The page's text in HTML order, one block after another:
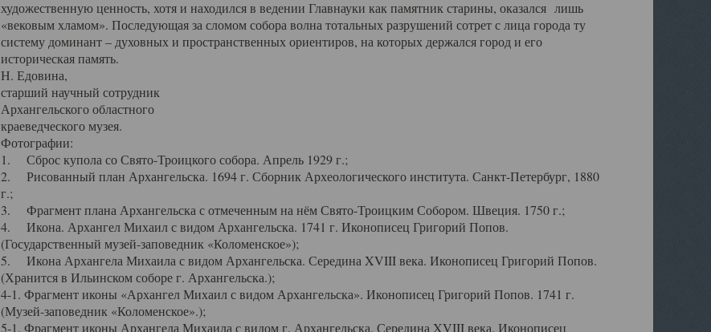
художественную ценность, хотя и находился в ведении Главнауки как памятник старины, оказался лишь
«вековым хламом». Последующая за сломом собора волна тотальных разрушений сотрет с лица города ту
систему доминант – духовных и пространственных ориентиров, на которых держался город и его
историческая память.
Н. Едовина,
старший научный сотрудник
Архангельского областного
краеведческого музея.
Фотографии:
1. Сброс купола со Свято-Троицкого собора. Апрель 1929 г.;
2. Рисованный план Архангельска. 1694 г. Сборник Археологического института. Санкт-Петербург, 1880
г.;
3. Фрагмент плана Архангельска с отмеченным на нём Свято-Троицким Собором. Швеция. 1750 г.;
4. Икона. Архангел Михаил с видом Архангельска. 1741 г. Иконописец Григорий Попов.
(Государственный музей-заповедник «Коломенское»);
5. Икона Архангела Михаила с видом Архангельска. Середина XVIII века. Иконописец Григорий Попов.
(Хранится в Ильинском соборе г. Архангельска.);
4-1. Фрагмент иконы «Архангел Михаил с видом Архангельска». Иконописец Григорий Попов. 1741 г.
(Музей-заповедник «Коломенское».);
5-1. Фрагмент иконы Архангела Михаила с видом г. Архангельска. Середина XVIII века. Иконописец